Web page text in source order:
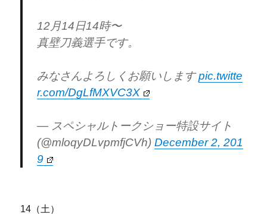
12月14日14時〜
真壁刀義選手です。
みなさんよろしくお願いしますpic.twitte
r.com/DgLfMXVC3X
— スペシャルトークショー特設サイト
(@mloqyDLvpmfjCVh)December 2, 201
9
14（土）